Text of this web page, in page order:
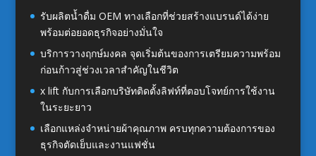
รับผลิตน้ำดื่ม OEM ทางเลือกที่ช่วยสร้างแบรนด์ได้ง่าย
พร้อมต่อยอดธุรกิจอย่างมั่นใจ
บริการวางฤกษ์มงคล จุดเริ่มต้นของการเตรียมความพร้อม
ก่อนก้าวสู่ช่วงเวลาสำคัญในชีวิต
x lift กับการเลือกบริษัทติดตั้งลิฟท์ที่ตอบโจทย์การใช้งาน
ในระยะยาว
เลือกแหล่งจำหน่ายผ้าคุณภาพ ครบทุกความต้องการของ
ธุรกิจตัดเย็บและงานแฟชั่น